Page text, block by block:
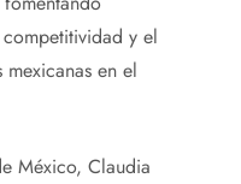
y el
en el
México, Claudia